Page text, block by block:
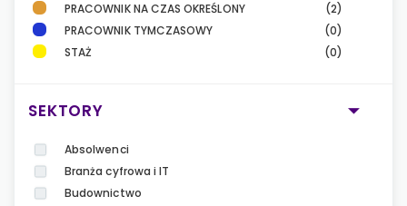
PRACOWNIK NA CZAS OKREŚLONY
(2)
PRACOWNIK TYMCZASOWY
(0)
STAŻ
(0)
SEKTORY
Absolwenci
Branża cyfrowa i IT
Budownictwo